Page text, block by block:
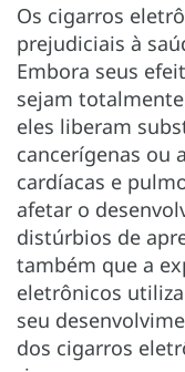
Os cigarros
prejudiciais à
Embora seus
sejam
eles liberam
cancerígenas ou
cardíacas e
afetar o
distúrbios de
também que a
eletrônicos
seu
dos cigarros